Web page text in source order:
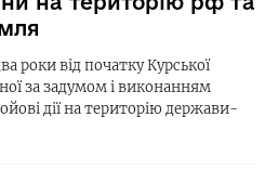
роки від початку Курської
за задумом і виконанням
дії на територію держави-